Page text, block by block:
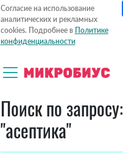
Согласие на использование
аналитических и рекламных
cookies. Подробнее в Политике
конфиденциальности
Поиск по запросу:
"асептика"